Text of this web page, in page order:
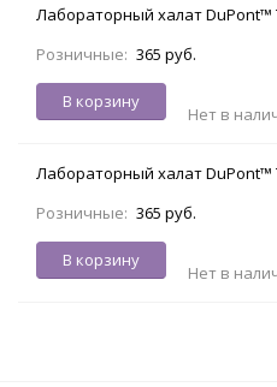
Лабораторный халат DuPont™
Розничные: 365 руб.
В корзину
Нет в
Лабораторный халат DuPont™
Розничные: 365 руб.
В корзину
Нет в